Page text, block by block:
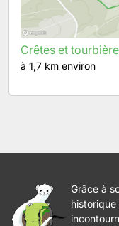
Crêtes et
à 1,7 km environ
Grâce à